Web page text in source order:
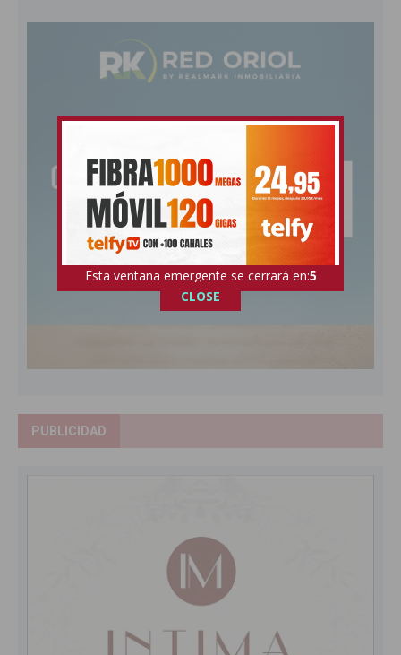
PUBLICIDAD
Esta ventana emergente se cerrará en:4
CLOSE